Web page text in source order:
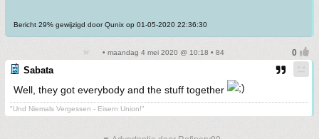
Bericht 29% gewijzigd door Qunix op 01-05-2020 22:36:30
• maandag 4 mei 2020 @ 10:18 • 84
Sabata
Well, they got everybody and the stuff together
"Und Niemals Vergessen - Eisern Union!"